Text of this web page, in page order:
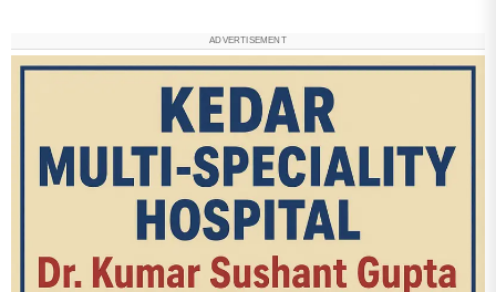
ADVERTISEMENT